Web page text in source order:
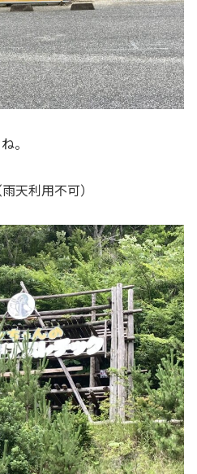
。
雨天利用不可）